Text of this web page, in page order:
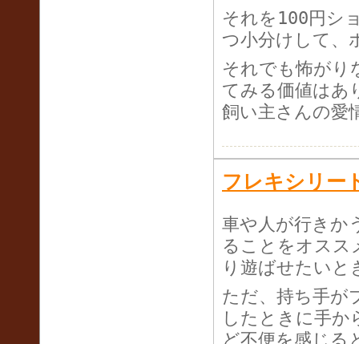
それを100円シ
つ小分けして、
それでも怖がり
てみる価値はあ
飼い主さんの愛
フレキシリー
車や人が行きか
ることをオスス
り遊ばせたいと
ただ、持ち手が
したときに手か
ど不便を感じる